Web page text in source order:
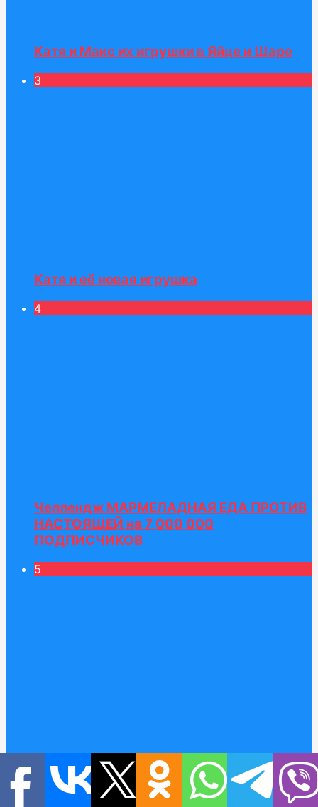
Катя и Макс их игрушки в Яйце и Шаре
3
Катя и её новая игрушка
4
Челлендж МАРМЕЛАДНАЯ ЕДА ПРОТИВ
НАСТОЯЩЕЙ на 7 000 000
ПОДПИСЧИКОВ
5
Катя и Макс празднуют 20 миллионов на
канале Мисс Кейти